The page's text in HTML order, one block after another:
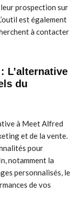
prospection sur
est également
à contacter
L’alternative
du
à Meet Alfred
et de la vente.
pour
notamment la
personnalisés, le
de vos